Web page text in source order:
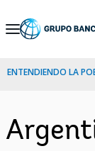
Skip
Navigation
ENTENDIENDO LA